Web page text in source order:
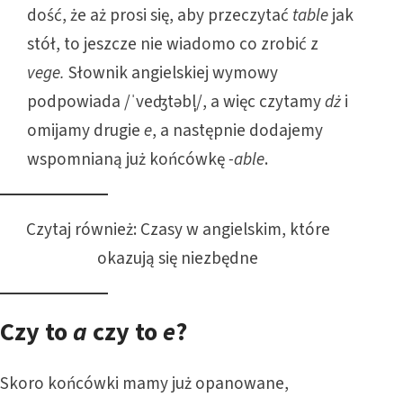
dość, że aż prosi się, aby przeczytać tablejak
stół, to jeszcze nie wiadomo co zrobić z
vege. Słownik angielskiej wymowy
podpowiada /ˈveʤtəbl̩/, a więc czytamydżi
omijamy drugiee, a następnie dodajemy
wspomnianą już końcówkę-able.
Czytaj również: Czasy w angielskim, które
okazują się niezbędne
Czy toa czy toe?
Skoro końcówki mamy już opanowane,